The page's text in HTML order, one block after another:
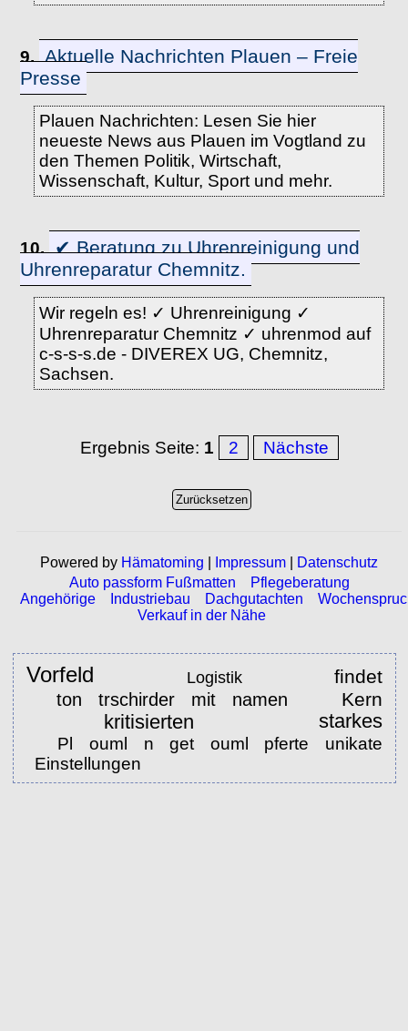
9. Aktuelle Nachrichten Plauen – Freie
Presse
Plauen Nachrichten: Lesen Sie hier
neueste News aus Plauen im Vogtland zu
den Themen Politik, Wirtschaft,
Wissenschaft, Kultur, Sport und mehr.
10. ✔ Beratung zu Uhrenreinigung und
Uhrenreparatur Chemnitz.
Wir regeln es! ✓ Uhrenreinigung ✓
Uhrenreparatur Chemnitz ✓ uhrenmod auf
c-s-s-s.de - DIVEREX UG, Chemnitz,
Sachsen.
Ergebnis Seite: 1 2 Nächste
Powered by Hämatoming Impressum
Datenschutz
Auto passform Fußmatten
Pflegeberatung
Angehörige
Industriebau Dachgutachten
Verkauf in der Nähe
Vorfeld Logistik findet
ton trschirder mit namen Kern
kritisierten starkes
Pl ouml n get ouml pferte unikate
Einstellungen